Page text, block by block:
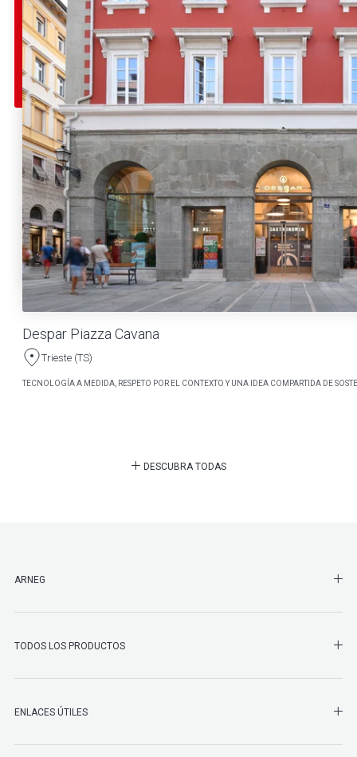
Despar Piazza Cavana
Trieste (TS)
TECNOLOGÍA A MEDIDA, RESPETO POR EL CONTEXTO Y UNA IDEA COMPARTIDA DE
DESCUBRA TODAS
ARNEG
TODOS LOS PRODUCTOS
ENLACES ÚTILES